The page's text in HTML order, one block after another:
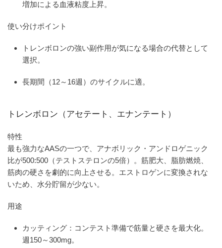
増加による血液粘度上昇。
使い分けポイント
トレンボロンの強い副作用が気になる場合の代替として
選択。
長期間（12～16週）のサイクルに適。
トレンボロン（アセテート、エナンテート）
特性
最も強力なAASの一つで、アナボリック・アンドロゲニック
比が500:500（テストステロンの5倍）。筋肥大、脂肪燃焼、
筋肉の硬さを劇的に向上させる。エストロゲンに変換されな
いため、水分貯留が少ない。
用途
カッティング：コンテスト準備で筋量と硬さを最大化。
週150～300mg。